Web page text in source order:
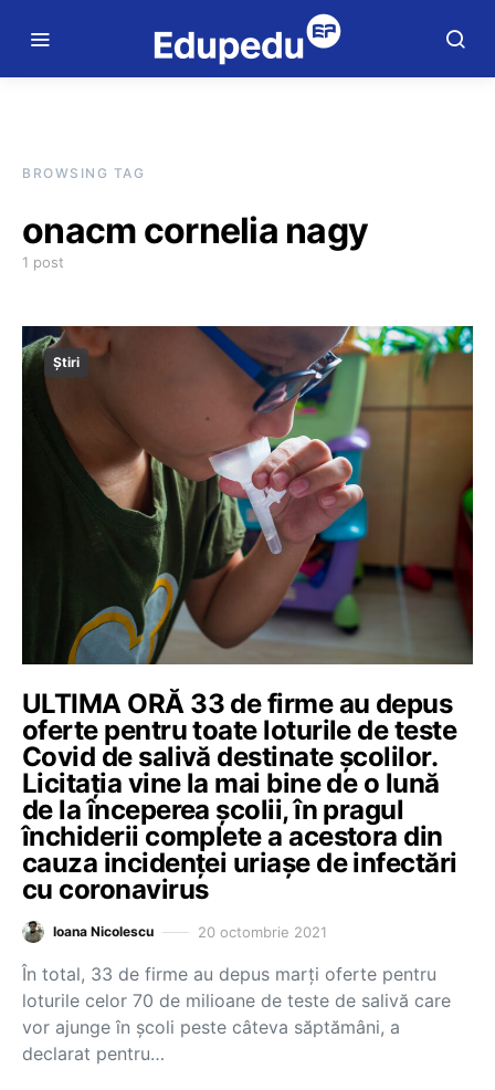
BROWSING TAG
onacm cornelia nagy
1 post
Știri
ULTIMA ORĂ 33 de firme au depus
oferte pentru toate loturile de teste
Covid de salivă destinate școlilor.
Licitația vine la mai bine de o lună
de la începerea școlii, în pragul
închiderii complete a acestora din
cauza incidenței uriașe de infectări
cu coronavirus
Ioana Nicolescu 20 octombrie 2021
În total, 33 de firme au depus marți oferte pentru
loturile celor 70 de milioane de teste de salivă care
vor ajunge în școli peste câteva săptămâni, a
declarat pentru…